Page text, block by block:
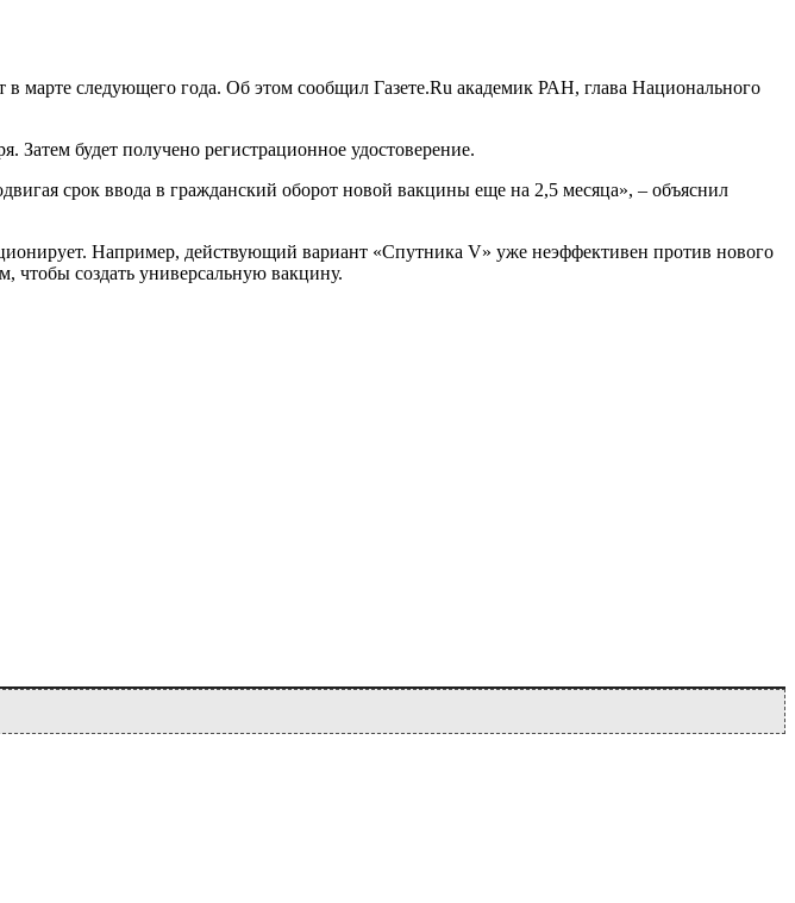
следующего года. Об этом сообщил Газете.Ru академик РАН, глава Национального
Затем будет получено регистрационное удостоверение.
срок ввода в гражданский оборот новой вакцины еще на 2,5 месяца», – объяснил
Например, действующий вариант «Спутника V» уже неэффективен против нового
чтобы создать универсальную вакцину.